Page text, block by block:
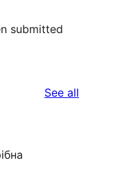
submitted
See all